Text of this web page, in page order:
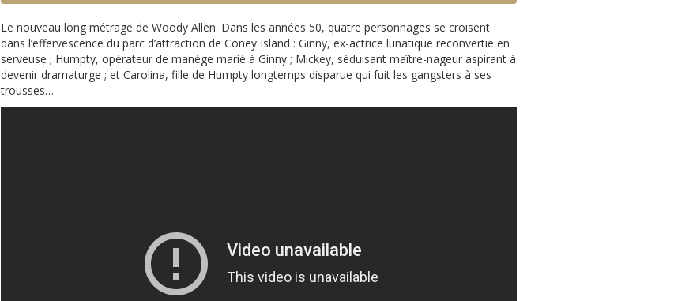
Le nouveau long métrage de Woody Allen. Dans les années 50, quatre personnages se croisent
dans l’effervescence du parc d’attraction de Coney Island : Ginny, ex-actrice lunatique reconvertie en
serveuse ; Humpty, opérateur de manège marié à Ginny ; Mickey, séduisant maître-nageur aspirant à
devenir dramaturge ; et Carolina, fille de Humpty longtemps disparue qui fuit les gangsters à ses
trousses…